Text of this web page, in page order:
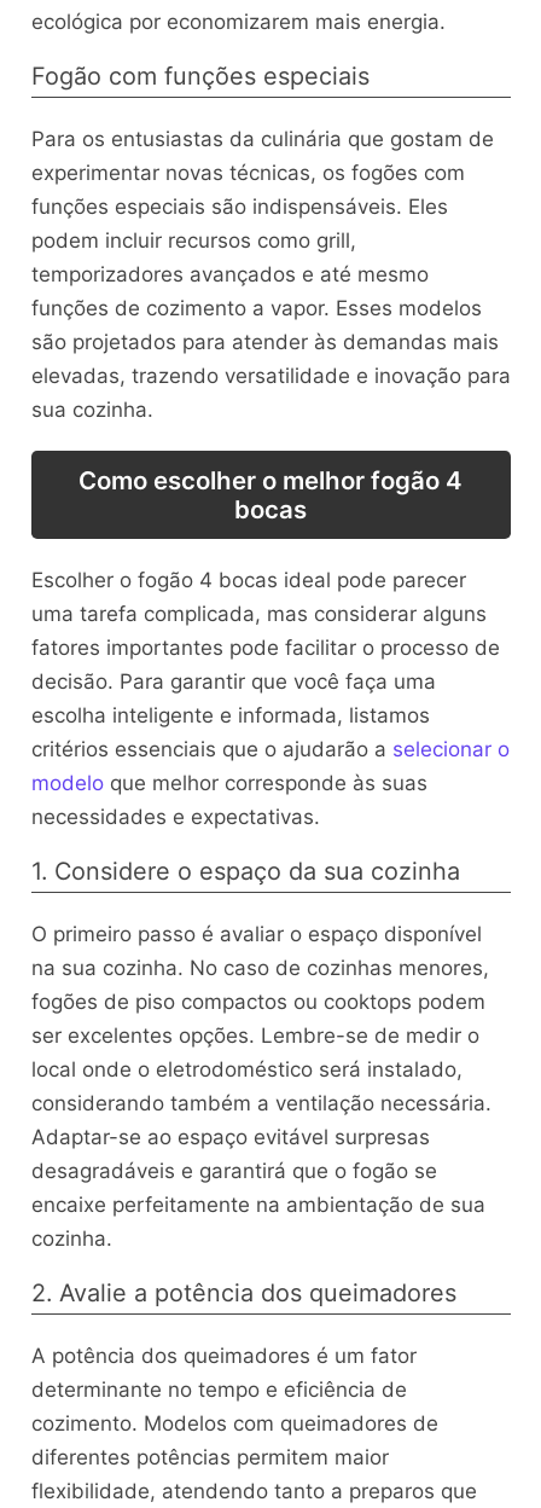
ecológica por economizarem mais energia.
Fogão com funções especiais
Para os entusiastas da culinária que gostam de
experimentar novas técnicas, os fogões com
funções especiais são indispensáveis. Eles
podem incluir recursos como grill,
temporizadores avançados e até mesmo
funções de cozimento a vapor. Esses modelos
são projetados para atender às demandas mais
elevadas, trazendo versatilidade e inovação para
sua cozinha.
Como escolher o melhor fogão 4
bocas
Escolher o fogão 4 bocas ideal pode parecer
uma tarefa complicada, mas considerar alguns
fatores importantes pode facilitar o processo de
decisão. Para garantir que você faça uma
escolha inteligente e informada, listamos
critérios essenciais que o ajudarão a selecionar o
modeloque melhor corresponde às suas
necessidades e expectativas.
1. Considere o espaço da sua cozinha
O primeiro passo é avaliar o espaço disponível
na sua cozinha. No caso de cozinhas menores,
fogões de piso compactos ou cooktops podem
ser excelentes opções. Lembre-se de medir o
local onde o eletrodoméstico será instalado,
considerando também a ventilação necessária.
Adaptar-se ao espaço evitável surpresas
desagradáveis e garantirá que o fogão se
encaixe perfeitamente na ambientação de sua
cozinha.
2. Avalie a potência dos queimadores
A potência dos queimadores é um fator
determinante no tempo e eficiência de
cozimento. Modelos com queimadores de
diferentes potências permitem maior
flexibilidade, atendendo tanto a preparos que